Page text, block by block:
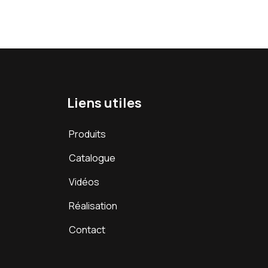
Liens utiles
Produits
Catalogue
Vidéos
Réalisation
Contact